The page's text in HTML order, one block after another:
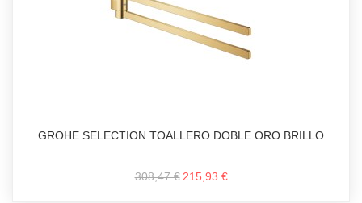
GROHE SELECTION TOALLERO DOBLE ORO BRILLO
308,47 € 215,93 €